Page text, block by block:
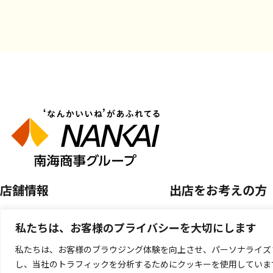
私たちは、お客様のプライバシーを大切にします
私たちは、お客様のブラウジング体験を向上させ、パーソナライ
し、当社のトラフィックを分析するためにクッキーを使用してい
店舗情報
店舗を探す
開催中のPOP UP SHOP
出店をお考えの方
空き区画のご案内
催事店舗出店のご案
キッチンカー出店の